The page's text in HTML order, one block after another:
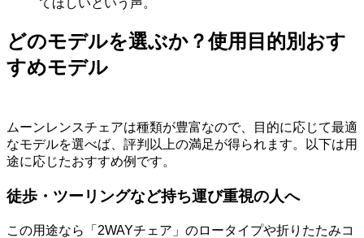
てほしいという声。
どのモデルを選ぶか？使用目的別おす
すめモデル
ムーンレンスチェアは種類が豊富なので、目的に応じて最適
なモデルを選べば、評判以上の満足が得られます。以下は用
途に応じたおすすめ例です。
徒歩・ツーリングなど持ち運び重視の人へ
この用途なら「2WAYチェア」のロータイプや折りたたみコ